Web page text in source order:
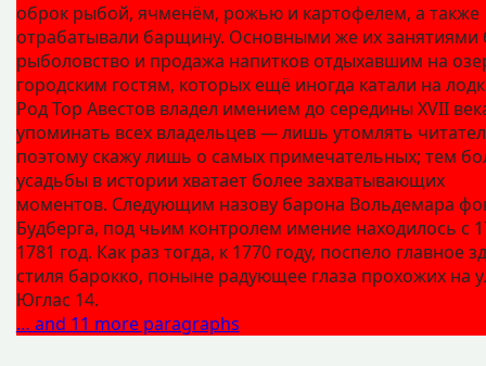
оброк рыбой, ячменём, рожью и картофелем, а также
отрабатывали барщину. Основными же их занятиями
рыболовство и продажа напитков отдыхавшим на
городским гостям, которых ещё иногда катали на
Род Тор Авестов владел имением до середины XVII
упоминать всех владельцев — лишь утомлять
поэтому скажу лишь о самых примечательных; тем
усадьбы в истории хватает более захватывающих
моментов. Следующим назову барона Вольдемара
Будберга, под чьим контролем имение находилось с
1781 год. Как раз тогда, к 1770 году, поспело главное
стиля барокко, поныне радующее глаза прохожих на
Юглас 14.
… and 11 more paragraphs